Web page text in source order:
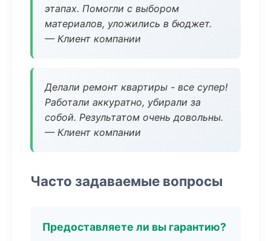
этапах. Помогли с выбором
материалов, уложились в бюджет.
— Клиент компании
Делали ремонт квартиры - все супер!
Работали аккуратно, убирали за
собой. Результатом очень довольны.
— Клиент компании
Часто задаваемые вопросы
Предоставляете ли вы гарантию?